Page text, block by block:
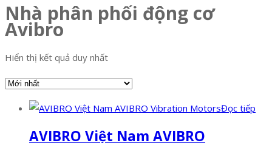
Nhà phân phối động cơ
Avibro
Hiển thị kết quả duy nhất
Đọc tiếp
AVIBRO Việt Nam AVIBRO